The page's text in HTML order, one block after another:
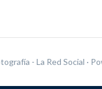
- La Red Social ·